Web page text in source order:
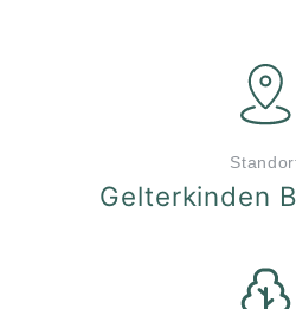
Gelterkinden